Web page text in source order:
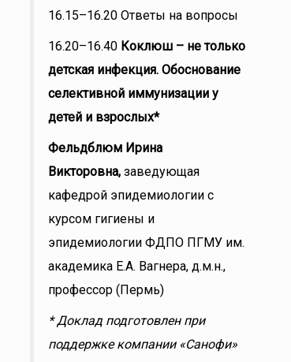
16.15–16.20 Ответы на вопросы
16.20–16.40 Коклюш – не только
детская инфекция. Обоснование
селективной иммунизации у
детей и взрослых*
Фельдблюм Ирина
Викторовна, заведующая
кафедрой эпидемиологии с
курсом гигиены и
эпидемиологии ФДПО ПГМУ им.
академика Е.А. Вагнера, д.м.н.,
профессор (Пермь)
* Доклад подготовлен при
поддержке компании «Санофи»